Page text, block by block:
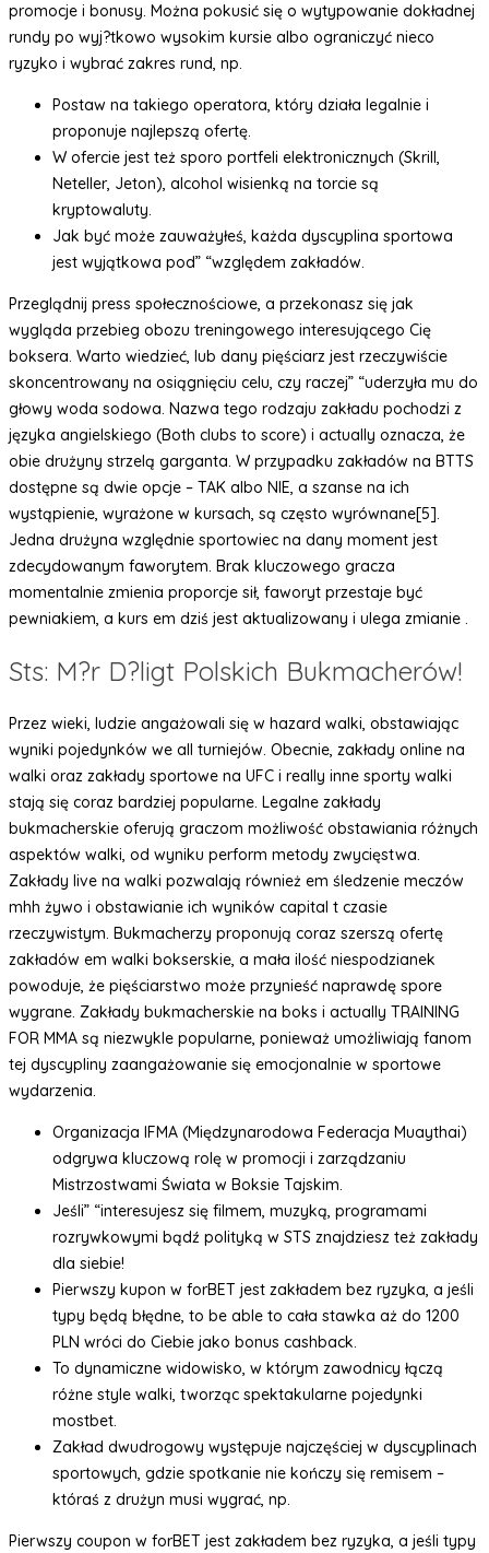
promocje i bonusy. Można pokusić się o wytypowanie dokładnej
rundy po wyj?tkowo wysokim kursie albo ograniczyć nieco
ryzyko i wybrać zakres rund, np.
Postaw na takiego operatora, który działa legalnie i
proponuje najlepszą ofertę.
W ofercie jest też sporo portfeli elektronicznych (Skrill,
Neteller, Jeton), alcohol wisienką na torcie są
kryptowaluty.
Jak być może zauważyłeś, każda dyscyplina sportowa
jest wyjątkowa pod” “względem zakładów.
Przeglądnij press społecznościowe, a przekonasz się jak
wygląda przebieg obozu treningowego interesującego Cię
boksera. Warto wiedzieć, lub dany pięściarz jest rzeczywiście
skoncentrowany na osiągnięciu celu, czy raczej” “uderzyła mu do
głowy woda sodowa. Nazwa tego rodzaju zakładu pochodzi z
języka angielskiego (Both clubs to score) i actually oznacza, że
obie drużyny strzelą garganta. W przypadku zakładów na BTTS
dostępne są dwie opcje – TAK albo NIE, a szanse na ich
wystąpienie, wyrażone w kursach, są często wyrównane[5].
Jedna drużyna względnie sportowiec na dany moment jest
zdecydowanym faworytem. Brak kluczowego gracza
momentalnie zmienia proporcje sił, faworyt przestaje być
pewniakiem, a kurs em dziś jest aktualizowany i ulega zmianie .
Sts: M?r D?ligt Polskich Bukmacherów!
Przez wieki, ludzie angażowali się w hazard walki, obstawiając
wyniki pojedynków we all turniejów. Obecnie, zakłady online na
walki oraz zakłady sportowe na UFC i really inne sporty walki
stają się coraz bardziej popularne. Legalne zakłady
bukmacherskie oferują graczom możliwość obstawiania różnych
aspektów walki, od wyniku perform metody zwycięstwa.
Zakłady live na walki pozwalają również em śledzenie meczów
mhh żywo i obstawianie ich wyników capital t czasie
rzeczywistym. Bukmacherzy proponują coraz szerszą ofertę
zakładów em walki bokserskie, a mała ilość niespodzianek
powoduje, że pięściarstwo może przynieść naprawdę spore
wygrane. Zakłady bukmacherskie na boks i actually TRAINING
FOR MMA są niezwykle popularne, ponieważ umożliwiają fanom
tej dyscypliny zaangażowanie się emocjonalnie w sportowe
wydarzenia.
Organizacja IFMA (Międzynarodowa Federacja Muaythai)
odgrywa kluczową rolę w promocji i zarządzaniu
Mistrzostwami Świata w Boksie Tajskim.
Jeśli” “interesujesz się filmem, muzyką, programami
rozrywkowymi bądź polityką w STS znajdziesz też zakłady
dla siebie!
Pierwszy kupon w forBET jest zakładem bez ryzyka, a jeśli
typy będą błędne, to be able to cała stawka aż do 1200
PLN wróci do Ciebie jako bonus cashback.
To dynamiczne widowisko, w którym zawodnicy łączą
różne style walki, tworząc spektakularne pojedynki
mostbet.
Zakład dwudrogowy występuje najczęściej w dyscyplinach
sportowych, gdzie spotkanie nie kończy się remisem –
któraś z drużyn musi wygrać, np.
Pierwszy coupon w forBET jest zakładem bez ryzyka, a jeśli typy